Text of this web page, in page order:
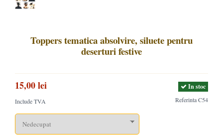
Toppers tematica absolvire, siluete pentru
deserturi festive
ReferintaC54
In stoc
15,00 lei
Include TVA